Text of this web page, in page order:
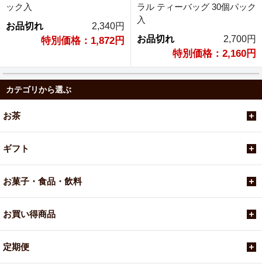
ック入
お品切れ
2,340円
特別価格：1,872円
ラル ティーバッグ 30個パック
入
お品切れ
2,700円
特別価格：2,160円
カテゴリから選ぶ
お茶
ギフト
お菓子・食品・飲料
お買い得商品
定期便